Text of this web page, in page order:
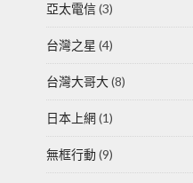
亞太電信(3)
台灣之星 (4)
台灣大哥大(8)
日本上網(1)
無框行動(9)